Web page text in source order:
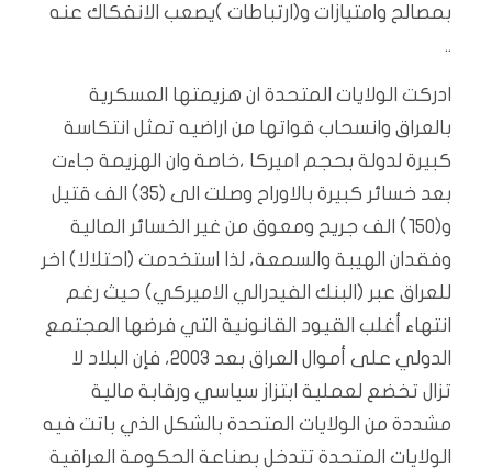
بمصالح وامتيازات و(ارتباطات )يصعب الانفكاك عنه
..
ادركت الولايات المتحدة ان هزيمتها العسكرية
بالعراق وانسحاب قواتها من اراضيه تمثل انتكاسة
كبيرة لدولة بحجم اميركا ،خاصة وان الهزيمة جاءت
بعد خسائر كبيرة بالاوراح وصلت الى (٣٥) الف قتيل
و(١٥٠) الف جريح ومعوق من غير الخسائر المالية
وفقدان الهيبة والسمعة، لذا استخدمت (احتلالا) اخر
للعراق عبر (البنك الفيدرالي الاميركي) حيث رغم
انتهاء أغلب القيود القانونية التي فرضها المجتمع
الدولي على أموال العراق بعد 2003، فإن البلاد لا
تزال تخضع لعملية ابتزاز سياسي ورقابة مالية
مشددة من الولايات المتحدة بالشكل الذي باتت فيه
الولايات المتحدة تتدخل بصناعة الحكومة العراقية